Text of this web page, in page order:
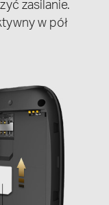
zasilanie.
w pół